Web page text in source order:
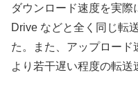
ダウンロード速度を実
Drive などと全く同じ転
た。また、アップロー
より若干遅い程度の転送